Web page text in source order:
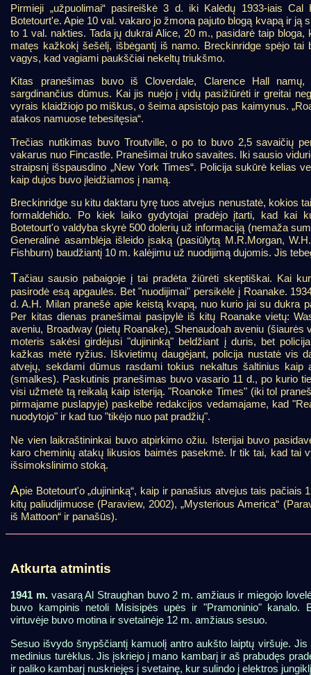
Pirmieji „užpuolimai“ pasireiškė 3 d. iki Kalėdų 1933-iais
Botetourt'e. Apie 10 val. vakaro jo žmona pajuto blogą kvapą ir ją
to 1 val. nakties. Tada jų dukrai Alice, 20 m., pasidarė taip
matęs kažkokį šešėlį, išbėgantį iš namo. Breckinridge spėjo tai
vagys, kad vagiami paukščiai nekeltų triukšmo.
Kitas pranešimas buvo iš Cloverdale, Clarence Hall
sargdinančius dūmus. Kai jis nuėjo į vidų pasižiūrėti ir greitai
vyrais klaidžiojo po miškus, o šeima apsistojo pas kaimynus.
atakos namuose tebesitęsia“.
Trečias nutikimas buvo Troutville, o po to buvo 2,5 savaičių
vakarus nuo Fincastle. Pranešimai truko savaites. Iki sausio
straipsnį išspausdino „New York Times“. Policija sukūrė kelias
kaip dujos buvo įleidžiamos į namą.
Breckinridge su kitu daktaru tyrę tuos atvejus nenustatė, kokios
formaldehido. Po kiek laiko gydytojai pradėjo įtarti, kad kai
Botetourt'o valdyba skyrė 500 dolerių už informaciją (nemaža
Generalinė asamblėja išleido įsaką (pasiūlytą M.R.Morgan,
Fishburn) baudžiantį 10 m. kalėjimu už nuodijimą dujomis. Jis
Tačiau sausio pabaigoje į tai pradėta žiūrėti skeptiškai. Kai
pasirodė esą apgaulės. Bet "nuodijimai" persikėlė į Roanake.
d. A.H. Milan pranešė apie keistą kvapą, nuo kurio jai su dukra
Per kitas dienas pranešimai pasipylė iš kitų Roanake vietų:
aveniu, Broadway (pietų Roanake), Shenaudoah aveniu (šiaurės
moteris sakėsi girdėjusi "dujininką" beldžiant į duris, bet
kažkas mėtė ryžius. Iškvietimų daugėjant, policija nustatė vis
atvejų, sekdami dūmus rasdami tokius nekaltus šaltinius kaip
(smalkes). Paskutinis pranešimas buvo vasario 11 d., po kurio
visi užmetė tą reikalą kaip isteriją. "Roanoke Times" (iki tol
pirmajame puslapyje) paskelbė redakcijos vedamajame, kad
nuodytojo" ir kad tuo "tikėjo nuo pat pradžių".
Ne vien laikraštininkai buvo atpirkimo ožiu. Isterijai buvo
karo cheminių atakų likusios baimės pasekmė. Ir tik tai, kad tai
išsimokslinimo stoką.
Apie Botetourt'o „dujininką“, kaip ir panašius atvejus tais
kitų paliudijimuose (Paraview, 2002), „Mysterious America“
iš Mattoon“ ir panašūs).
Atkurta atmintis
1941 m. vasarą Al Straughan buvo 2 m. amžiaus ir miegojo
buvo kampinis netoli Misisipės upės ir "Pramoninio" kanalo.
virtuvėje buvo motina ir svetainėje 12 m. amžiaus sesuo.
Sesuo išvydo šnypščiantį kamuolį antro aukšto laiptų viršuje.
medinius turėklus. Jis įskriejo į mano kambarį ir aš prabudęs
ir paliko kambarį nuskriejęs į svetainę, kur sulindo į elektros